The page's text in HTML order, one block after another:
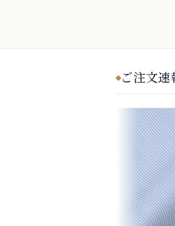
ご注文速